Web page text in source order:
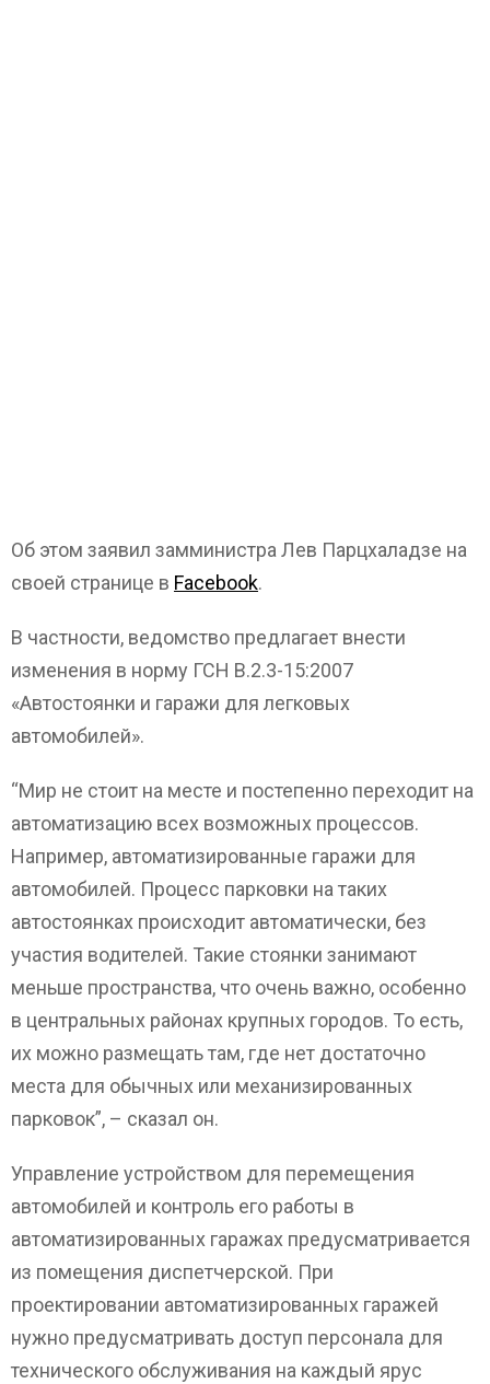
Об этом заявил замминистра Лев Парцхаладзе на
своей странице в Facebook.
В частности, ведомство предлагает внести
изменения в норму ГСН В.2.3-15:2007
«Автостоянки и гаражи для легковых
автомобилей».
“Мир не стоит на месте и постепенно переходит на
автоматизацию всех возможных процессов.
Например, автоматизированные гаражи для
автомобилей. Процесс парковки на таких
автостоянках происходит автоматически, без
участия водителей. Такие стоянки занимают
меньше пространства, что очень важно, особенно
в центральных районах крупных городов. То есть,
их можно размещать там, где нет достаточно
места для обычных или механизированных
парковок”, – сказал он.
Управление устройством для перемещения
автомобилей и контроль его работы в
автоматизированных гаражах предусматривается
из помещения диспетчерской. При
проектировании автоматизированных гаражей
нужно предусматривать доступ персонала для
технического обслуживания на каждый ярус